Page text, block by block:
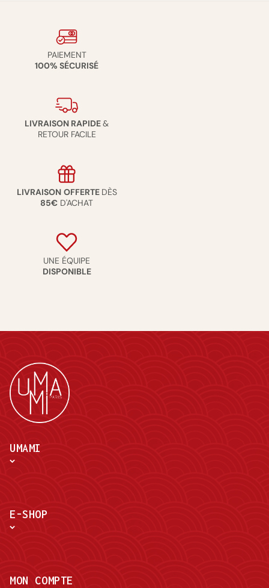
PAIEMENT
100% SÉCURISÉ
LIVRAISON RAPIDE&
RETOUR FACILE
LIVRAISON OFFERTE DÈS
85€ D'ACHAT
UNE ÉQUIPE
DISPONIBLE
UMAMI
E-SHOP
MON COMPTE